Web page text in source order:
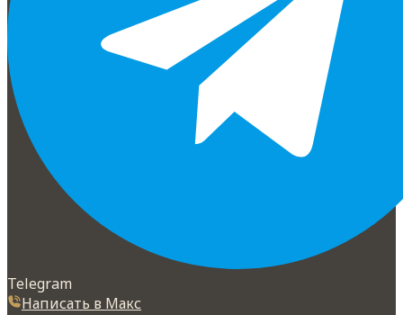
Telegram
Написать в Макс